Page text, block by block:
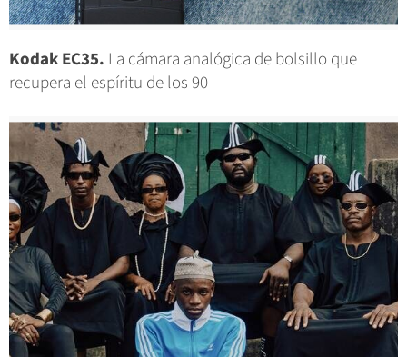
Kodak EC35. La cámara analógica de bolsillo que
recupera el espíritu de los 90